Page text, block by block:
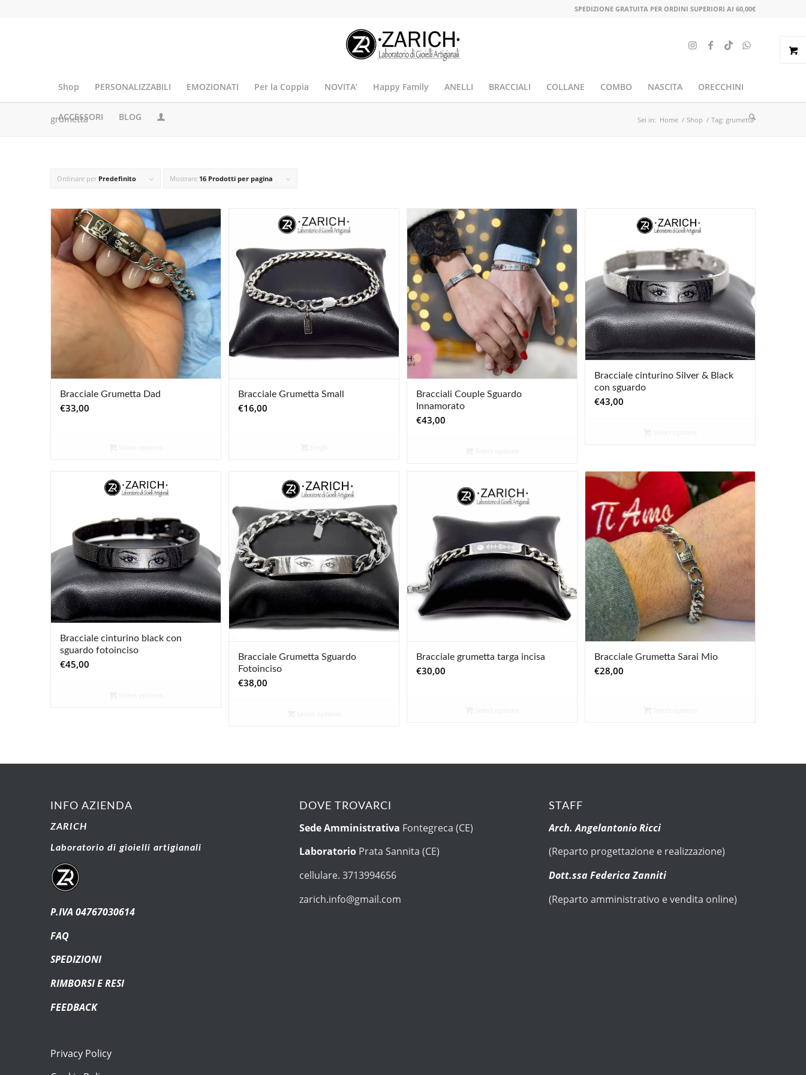
SPEDIZIONE GRATUITA PER ORDINI SUPERIORI AI 60,00€
Shop PERSONALIZZABILI EMOZIONATI Per la Coppia NOVITA’ Happy Family ANELLI BRACCIALI COLLANE COMBO NASCITA ORECCHINI
ACCESSORI BLOG
grumetta Sei in: Home / Shop / Tag: grumetta
Ordinare per Predefinito Mostrare 16 Prodotti per pagina
Bracciale Grumetta Dad
€33,00
Bracciale Grumetta Small
€16,00
Bracciali Couple Sguardo
Innamorato
€43,00
Bracciale cinturino Silver & Black
con sguardo
€43,00
Bracciale cinturino black con
sguardo fotoinciso
€45,00
5.00
Bracciale Grumetta Sguardo
Fotoinciso
€38,00
Bracciale grumetta targa incisa
€30,00
Bracciale Grumetta Sarai Mio
€28,00
INFO AZIENDA
ZARICH
Laboratorio di gioielli artigianali
P.IVA 04767030614
FAQ
SPEDIZIONI
RIMBORSI E RESI
FEEDBACK
Privacy Policy
DOVE TROVARCI
Sede Amministrativa Fontegreca (CE)
Laboratorio Prata Sannita (CE)
cellulare. 3713994656
zarich.info@gmail.com
STAFF
Arch. Angelantonio Ricci
(Reparto progettazione e realizzazione)
Dott.ssa Federica Zanniti
(Reparto amministrativo e vendita online)